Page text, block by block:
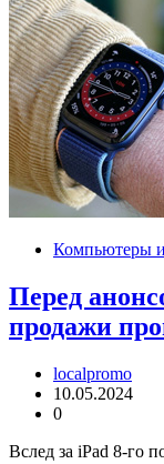
Компьютеры
Перед
продажи
localpromo
10.05.2024
0
Вслед за iPad 8-го